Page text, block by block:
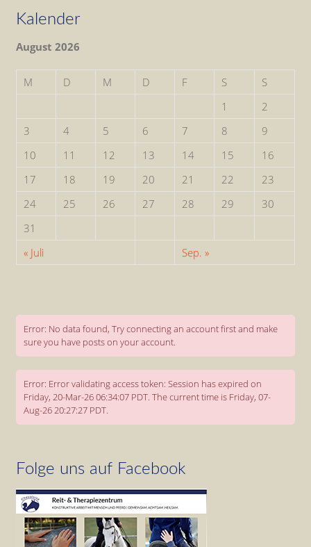
Kalender
August 2026
M D M D F S
S
1
2
3
4 5 6 7 8
9
10
11 12 13 14 15
16
17
18 19 20 21 22
23
24
25 26 27 28 29
30
31
« Juli
Sep. »
Error: No data found, Try connecting an account first and make
sure you have posts on your account.
Error: Error validating access token: Session has expired on
Friday, 20-Mar-26 06:34:07 PDT. The current time is Friday, 07-
Aug-26 20:27:27 PDT.
Folge uns auf Facebook